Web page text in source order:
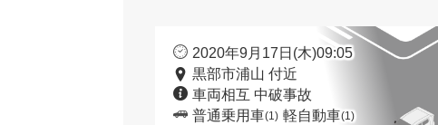
2020年9月17日(木)09:05
黒部市浦山 付近
車両相互 中破事故
普通乗用車(1) 軽自動車(1)